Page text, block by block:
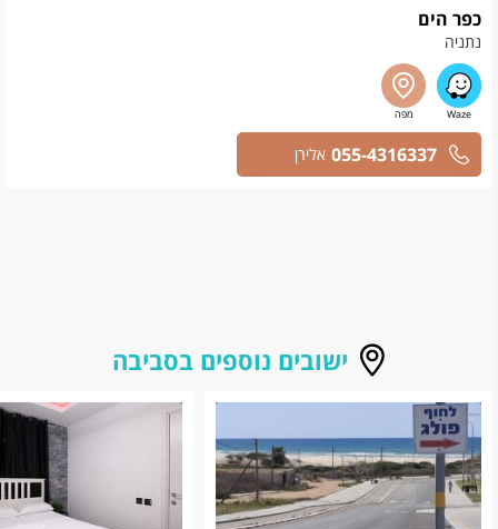
כפר הים
נתניה
055-4316337 אלירן
ישובים נוספים בסביבה